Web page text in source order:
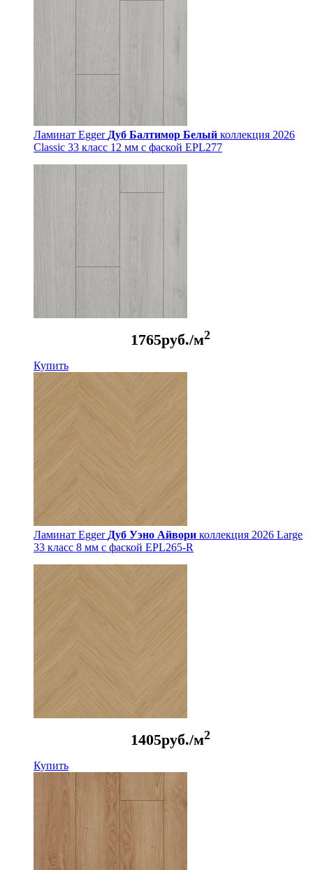
Ламинат Egger Дуб Балтимор Белый коллекция 2026
Classic 33 класс 12 мм с фаской EPL277
1765руб./м2
Купить
Ламинат Egger Дуб Уэно Айвори коллекция 2026 Large
33 класс 8 мм с фаской EPL265-R
1405руб./м2
Купить